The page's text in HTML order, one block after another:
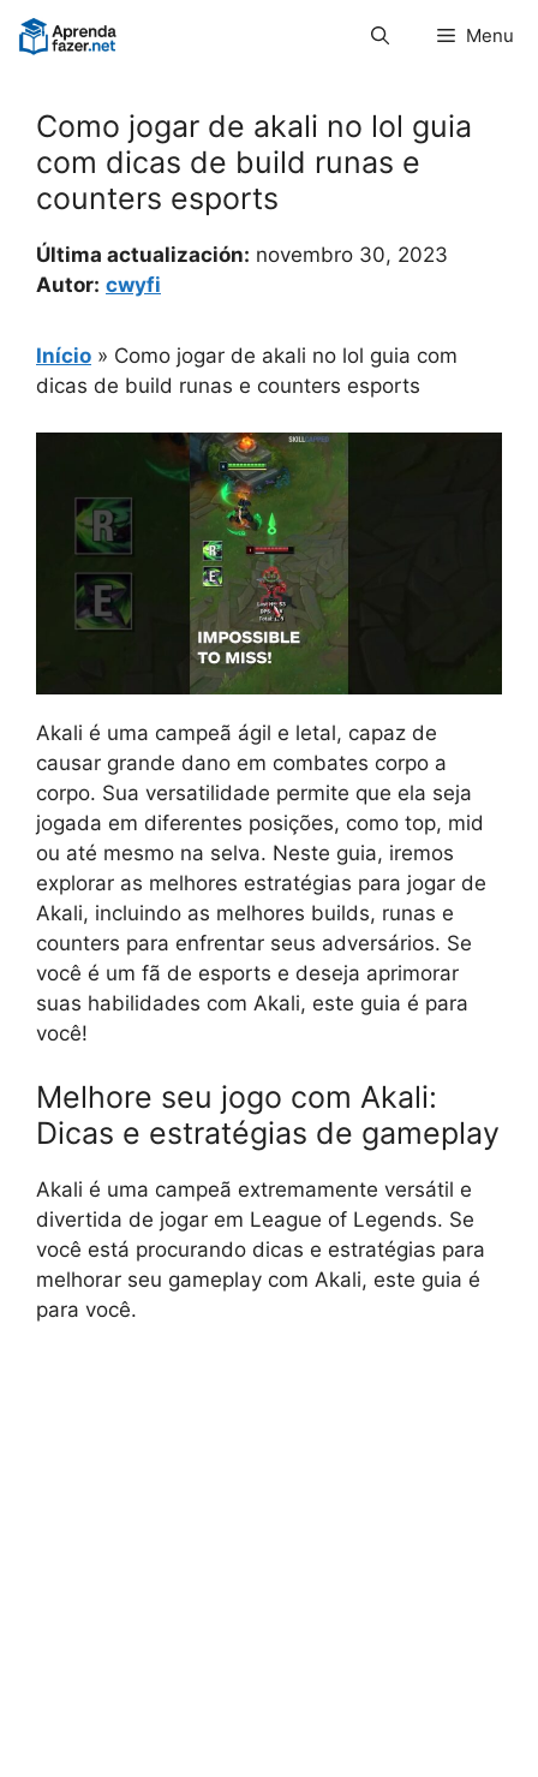
Pular
para
Menu
Como jogar de akali no lol guia
com dicas de build runas e
counters esports
Última actualización: novembro 30, 2023
Autor: cwyfi
Início » Como jogar de akali no lol guia com
dicas de build runas e counters esports
Akali é uma campeã ágil e letal, capaz de
causar grande dano em combates corpo a
corpo. Sua versatilidade permite que ela seja
jogada em diferentes posições, como top, mid
ou até mesmo na selva. Neste guia, iremos
explorar as melhores estratégias para jogar de
Akali, incluindo as melhores builds, runas e
counters para enfrentar seus adversários. Se
você é um fã de esports e deseja aprimorar
suas habilidades com Akali, este guia é para
você!
Melhore seu jogo com Akali:
Dicas e estratégias de gameplay
Akali é uma campeã extremamente versátil e
divertida de jogar em League of Legends. Se
você está procurando dicas e estratégias para
melhorar seu gameplay com Akali, este guia é
para você.